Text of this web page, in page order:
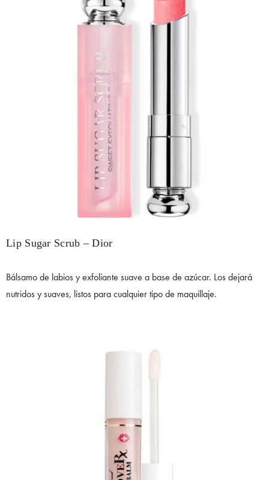
Lip Sugar Scrub – Dior
Bálsamo de labios y exfoliante suave a base de azúcar. Los dejará
nutridos y suaves, listos para cualquier tipo de maquillaje.